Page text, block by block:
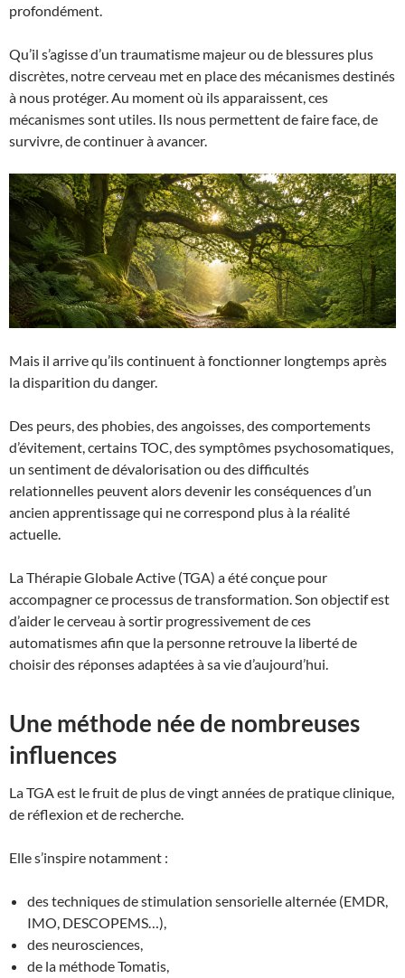
profondément.
Qu’il s’agisse d’un traumatisme majeur ou de blessures plus
discrètes, notre cerveau met en place des mécanismes destinés
à nous protéger. Au moment où ils apparaissent, ces
mécanismes sont utiles. Ils nous permettent de faire face, de
survivre, de continuer à avancer.
Mais il arrive qu’ils continuent à fonctionner longtemps après
la disparition du danger.
Des peurs, des phobies, des angoisses, des comportements
d’évitement, certains TOC, des symptômes psychosomatiques,
un sentiment de dévalorisation ou des difficultés
relationnelles peuvent alors devenir les conséquences d’un
ancien apprentissage qui ne correspond plus à la réalité
actuelle.
La Thérapie Globale Active (TGA) a été conçue pour
accompagner ce processus de transformation. Son objectif est
d’aider le cerveau à sortir progressivement de ces
automatismes afin que la personne retrouve la liberté de
choisir des réponses adaptées à sa vie d’aujourd’hui.
Une méthode née de nombreuses
influences
La TGA est le fruit de plus de vingt années de pratique clinique,
de réflexion et de recherche.
Elle s’inspire notamment :
des techniques de stimulation sensorielle alternée (EMDR,
IMO, DESCOPEMS…),
des neurosciences,
de la méthode Tomatis,